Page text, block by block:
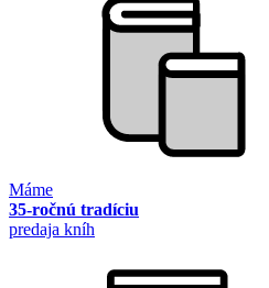
Máme
35-ročnú tradíciu
predaja kníh